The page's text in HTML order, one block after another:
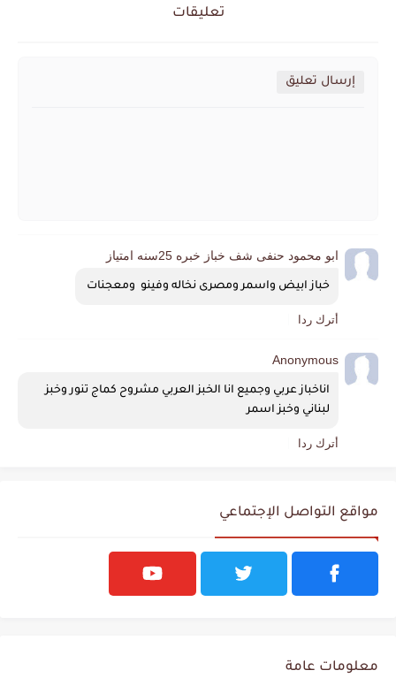
تعليقات
إرسال تعليق
ابو محمود حنفى شف خباز خبره 25سنه امتياز
خباز ابيض واسمر ومصرى نخاله وفينو  ومعجنات
أترك ردا
Anonymous
لبناني وخبز اسمر
أترك ردا
مواقع التواصل الإجتماعي
معلومات عامة